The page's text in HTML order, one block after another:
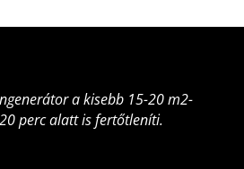
a kisebb 15-20 m2-
perc alatt is fertőtleníti.